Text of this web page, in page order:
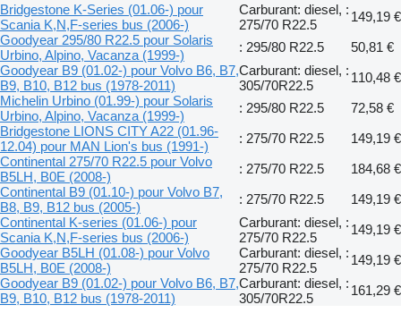
Bridgestone K-Series (01.06-) pour
Scania K,N,F-series bus (2006-)
Carburant: diesel, :
275/70 R22.5
149,19 €
Goodyear 295/80 R22.5 pour Solaris
Urbino, Alpino, Vacanza (1999-)
: 295/80 R22.5
50,81 €
Goodyear B9 (01.02-) pour Volvo B6, B7,
B9, B10, B12 bus (1978-2011)
Carburant: diesel, :
305/70R22.5
110,48 €
Michelin Urbino (01.99-) pour Solaris
Urbino, Alpino, Vacanza (1999-)
: 295/80 R22.5
72,58 €
Bridgestone LIONS CITY A22 (01.96-
12.04) pour MAN Lion's bus (1991-)
: 275/70 R22.5
149,19 €
Continental 275/70 R22.5 pour Volvo
B5LH, B0E (2008-)
: 275/70 R22.5
184,68 €
Continental B9 (01.10-) pour Volvo B7,
B8, B9, B12 bus (2005-)
: 275/70 R22.5
149,19 €
Continental K-series (01.06-) pour
Scania K,N,F-series bus (2006-)
Carburant: diesel, :
275/70 R22.5
149,19 €
Goodyear B5LH (01.08-) pour Volvo
B5LH, B0E (2008-)
Carburant: diesel, :
275/70 R22.5
149,19 €
Goodyear B9 (01.02-) pour Volvo B6, B7,
B9, B10, B12 bus (1978-2011)
Carburant: diesel, :
305/70R22.5
161,29 €